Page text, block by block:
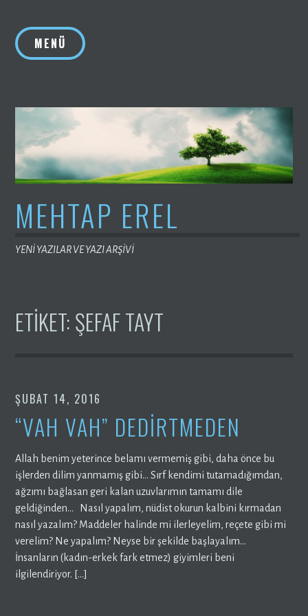
MENÜ
MEHTAP EREL
YENİ YAZILAR VE YAZI ARŞİVİ
ETIKET:ŞEFAF TAYT
ŞUBAT 14, 2016
“VAH VAH” DEDİRTMEDEN
Allah benim yeterince belamı vermemiş gibi, daha önce bu
işlerden dilim yanmamış gibi… Sırf kendimi tutamadığımdan,
ağzımı bağlasan geri kalan uzuvlarımın tamamı dile
geldiğinden… Nasıl yapalım, nüdist okurun kalbini kırmadan
nasıl yazalım? Maddeler halinde mi ilerleyelim, reçete gibi mi
verelim? Ne yapalım? Neyse bir şekilde başlayalım…
İnsanların (kadın-erkek fark etmez) giyimleri beni
ilgilendiriyor. […]